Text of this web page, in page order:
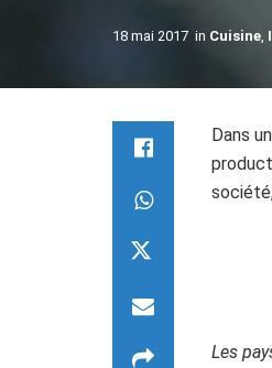
18 mai 2017 in Cuisine,
Dans
Les